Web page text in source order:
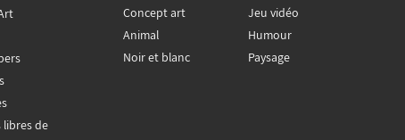
libres de
Concept art
Animal
Noir et blanc
Jeu vidéo
Humour
Paysage